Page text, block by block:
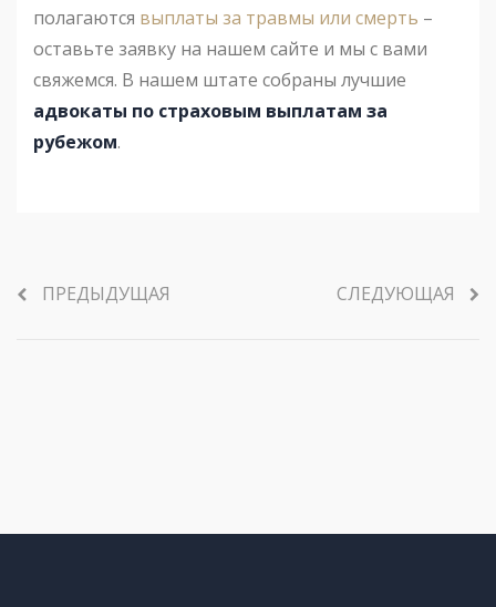
полагаются выплаты за травмы или смерть –
оставьте заявку на нашем сайте и мы с вами
свяжемся. В нашем штате собраны лучшие
адвокаты по страховым выплатам за
рубежом.
ПРЕДЫДУЩАЯ СЛЕДУЮЩАЯ